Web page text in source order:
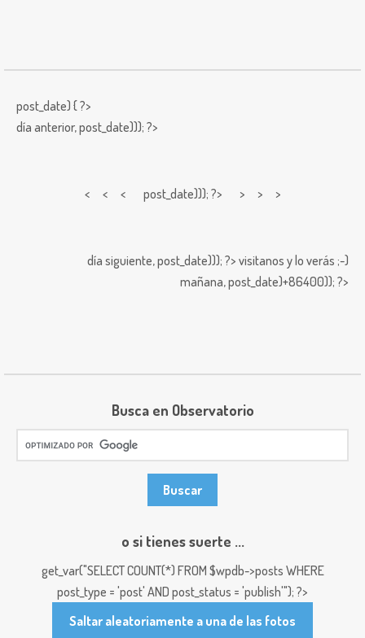
post_date) { ?>
día anterior,post_date))); ?>
< < < post_date))); ?> > > >
día siguiente,post_date))); ?> visitanos y lo verás ;-)
mañana,post_date)+86400)); ?>
Busca en Observatorio
o si tienes suerte ...
get_var("SELECT COUNT(*) FROM $wpdb->posts WHERE
post_type = 'post' AND post_status = 'publish'"); ?>
Saltar aleatoriamente a una de las fotos